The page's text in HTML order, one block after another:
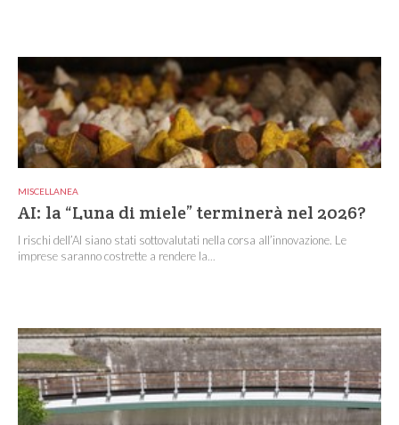
MISCELLANEA
AI: la “Luna di miele” terminerà nel 2026?
I rischi dell’AI siano stati sottovalutati nella corsa all’innovazione. Le
imprese saranno costrette a rendere la...